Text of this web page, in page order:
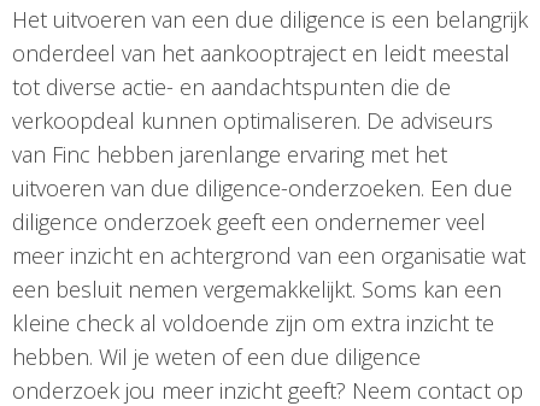
Het uitvoeren van een due diligence is een belangrijk
onderdeel van het aankooptraject en leidt meestal
tot diverse actie- en aandachtspunten die de
verkoopdeal kunnen optimaliseren. De adviseurs
van Finc hebben jarenlange ervaring met het
uitvoeren van due diligence-onderzoeken. Een due
diligence onderzoek geeft een ondernemer veel
meer inzicht en achtergrond van een organisatie wat
een besluit nemen vergemakkelijkt. Soms kan een
kleine check al voldoende zijn om extra inzicht te
hebben. Wil je weten of een due diligence
onderzoek jou meer inzicht geeft? Neem contact op